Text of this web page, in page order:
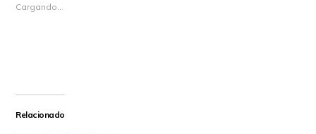
Cargando...
Relacionado